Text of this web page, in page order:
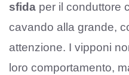
sfida per il conduttore
cavando alla grande,
attenzione. I vipponi
loro comportamento,